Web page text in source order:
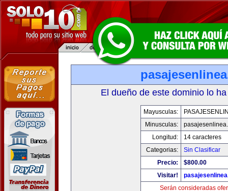
El dueño de este dominio lo
Mayusculas:
Minusculas:
Longitud:
14 caracteres
Categorias:
Sin Clasificar
Precio:
$800.00
Visitar!
Serán consideradas